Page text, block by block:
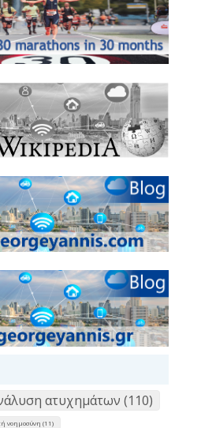
ατυχημάτων (110)
νοημοσύνη (11)